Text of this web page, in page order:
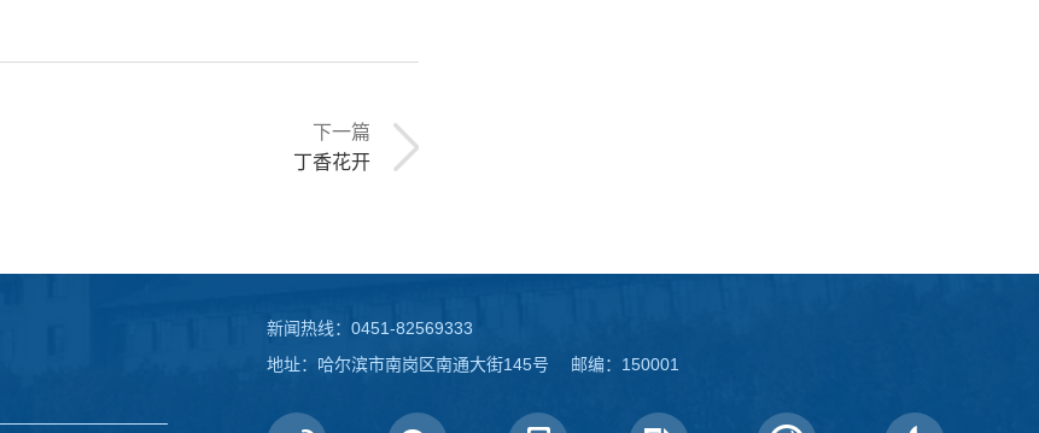
下一篇
丁香花开
新闻热线：0451-82569333
地址：哈尔滨市南岗区南通大街145号 邮编：150001